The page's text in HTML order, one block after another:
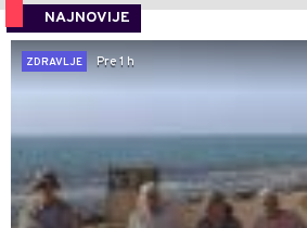
NAJNOVIJE
ZDRAVLJE
Pre 1 h